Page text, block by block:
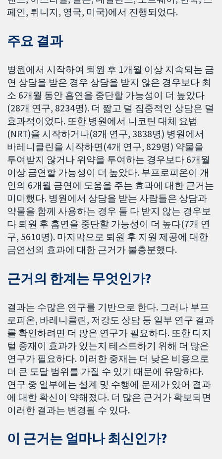
페인, 튀니지, 영국, 미국)에서 진행되었다.
주요 결과
병원에서 시작하여 퇴원 후 1개월 이상 지속되는 금
연 상담을 받은 경우 상담을 받지 않은 경우보다 최
소 6개월 동안 흡연을 중단할 가능성이 더 높았다
(28개 연구, 8234명). 더 짧고 덜 집중적인 상담은 덜
효과적이었다. 또한 병원에서 니코틴 대체 요법
(NRT)을 시작하거나(8개 연구, 3838명) 병원에서
바레니클린을 시작하면(4개 연구, 829명) 약물을
투여받지 않거나 위약을 투여하는 경우보다 6개월
이상 금연할 가능성이 더 높았다. 부프로피온이 개
인의 6개월 금연에 도움을 주는 효과에 대한 근거는
미미했다. 병원에서 상담을 받는 사람들은 상담과
약물을 함께 사용하는 경우 둘 다 받지 않는 경우보
다 퇴원 후 흡연을 중단할 가능성이 더 높다(7개 연
구, 5610명). 마지막으로 퇴원 후 지원 제공에 대한
금연선의 효과에 대한 근거가 불충분했다.
근거의 한계는 무엇인가?
결과는 수많은 연구를 기반으로 한다. 그러나 부프
로피온, 바레니클린, 저강도 상담 등 일부 연구 결과
를 확인하려면 더 많은 연구가 필요하다. 또한 디지
털 중재이 효과가 있는지 테스트하기 위해 더 많은
연구가 필요하다. 이러한 중재는 더 낮은 비용으로
더 큰 도달 범위를 가질 수 있기 때문에 유망하다.
연구 중 일부에는 설계 및 수행에 문제가 있어 결과
에 대한 확신이 약해졌다. 더 많은 근거가 확보되면
이러한 결과는 변경될 수 있다.
이 근거는 얼마나 최신인가?